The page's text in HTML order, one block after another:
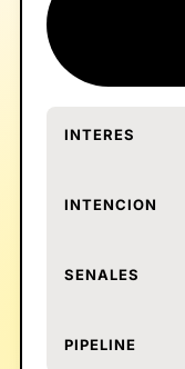
INTERES
INTENCION
SENALES
PIPELINE